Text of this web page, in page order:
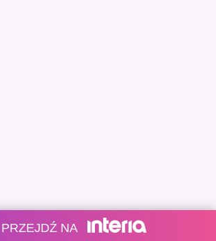
PRZEJDŹ NA